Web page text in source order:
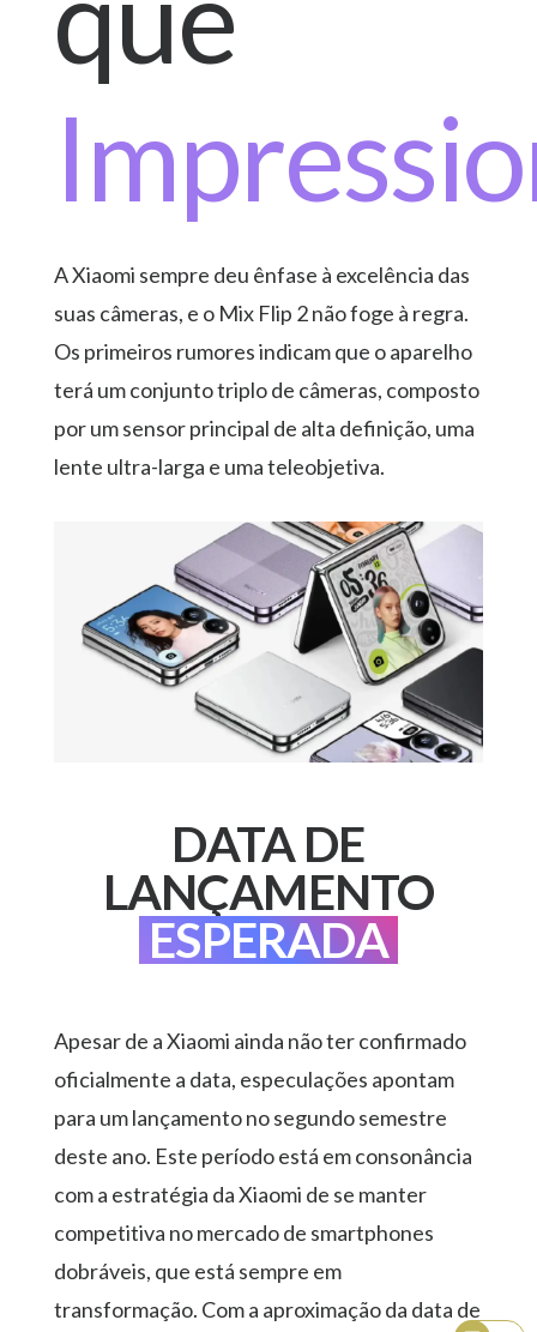
A Xiaomi sempre deu ênfase à excelência das
suas câmeras, e o Mix Flip 2 não foge à regra.
Os primeiros rumores indicam que o aparelho
terá um conjunto triplo de câmeras, composto
por um sensor principal de alta definição, uma
lente ultra-larga e uma teleobjetiva.
DATA DE
LANÇAMENTO
ESPERADA
Apesar de a Xiaomi ainda não ter confirmado
oficialmente a data, especulações apontam
para um lançamento no segundo semestre
deste ano. Este período está em consonância
com a estratégia da Xiaomi de se manter
competitiva no mercado de smartphones
dobráveis, que está sempre em
transformação. Com a aproximação da data de